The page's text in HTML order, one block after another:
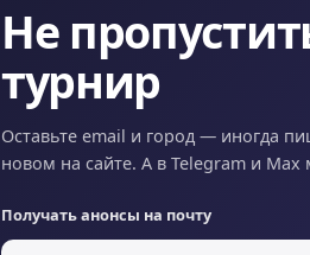
Не
турнир
Оставьте email и город — иногда
новом на сайте. А в Telegram и Max
Получать анонсы на почту